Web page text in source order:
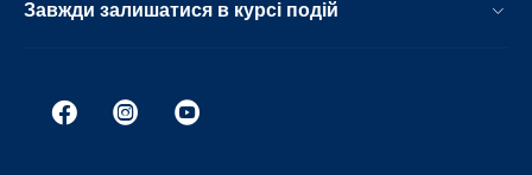
Завжди залишатися в курсі подій